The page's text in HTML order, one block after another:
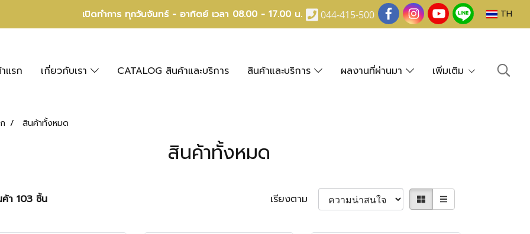
เปิดทำการ ทุกวันจันทร์ - อาทิตย์ เวลา 08.00 - 17.00 น. 044-415-500 TH
แรก เกี่ยวกับเรา CATALOG สินค้าและบริการ สินค้าและบริการ ผลงานที่ผ่านมา เพิ่มเติม
สินค้าทั้งหมด
สินค้าทั้งหมด
า 103 ชิ้น เรียงตาม